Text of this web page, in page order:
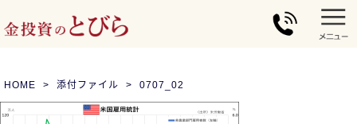
HOME 添付ファイル 0707_02